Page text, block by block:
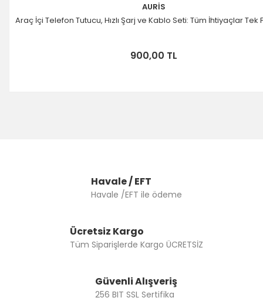
AURİS
Araç İçi Telefon Tutucu, Hızlı Şarj ve Kablo Seti: Tüm İhtiyaçlar Tek
900,00 TL
Havale / EFT
Havale /EFT ile ödeme
Ücretsiz Kargo
Tüm Siparişlerde Kargo ÜCRETSİZ
Güvenli Alışveriş
256 BIT SSL Sertifika